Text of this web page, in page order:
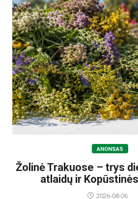
ANONSAS
Žolinė Trakuose – trys
atlaidų ir
2026-08-06